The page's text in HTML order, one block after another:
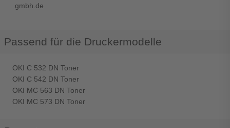
gmbh.de
Passend für die Druckermodelle
OKI C 532 DN Toner
OKI C 542 DN Toner
OKI MC 563 DN Toner
OKI MC 573 DN Toner